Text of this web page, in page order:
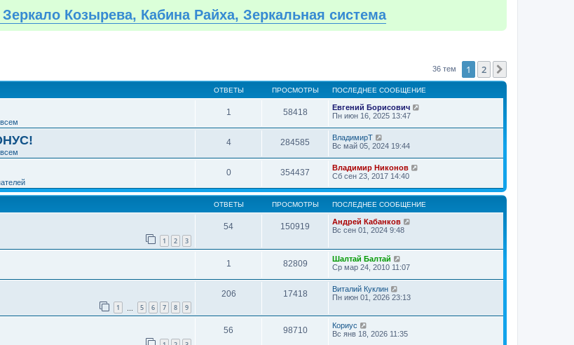
Зеркало Козырева, Кабина Райха, Зеркальная система
36 тем 1 2
ОТВЕТЫ ПРОСМОТРЫ ПОСЛЕДНЕЕ СООБЩЕНИЕ
1 58418
Евгений Борисович
Пн июн 16, 2025 13:47
4 284585
ВладимирТ
Вс май 05, 2024 19:44
0 354437
Владимир Никонов
Сб сен 23, 2017 14:40
ОТВЕТЫ ПРОСМОТРЫ ПОСЛЕДНЕЕ СООБЩЕНИЕ
1 2 3
54 150919
Андрей Кабанков
Вс сен 01, 2024 9:48
1 82809
Шалтай Балтай
Ср мар 24, 2010 11:07
1 5 6 7 8 9
206 17418
Виталий Куклин
Пн июн 01, 2026 23:13
56 98710
Кориус
Вс янв 18, 2026 11:35